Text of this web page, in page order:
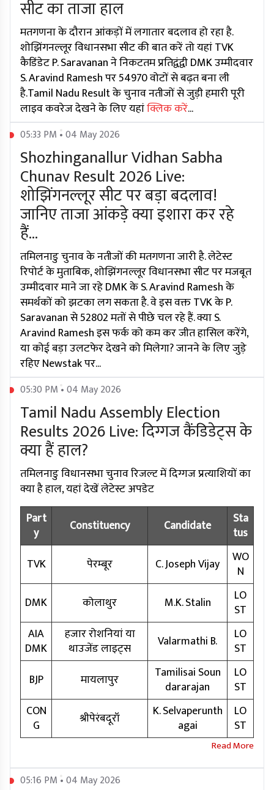
सीट का ताजा हाल
मतगणना के दौरान आंकड़ों में लगातार बदलाव हो रहा है.
शोझिंगनल्लूर विधानसभा सीट की बात करें तो यहां TVK
कैडिंडेट P. Saravanan ने निकटतम प्रतिद्वंद्वी DMK उम्मीदवार
S. Aravind Ramesh पर 54970 वोटों से बढ़त बना ली
है.Tamil Nadu Result के चुनाव नतीजों से जुड़ी हमारी पूरी
लाइव कवरेज देखने के लिए यहांक्लिक करें...
05:33 PM • 04 May 2026
Shozhinganallur Vidhan Sabha
Chunav Result 2026 Live:
शोझिंगनल्लूर सीट पर बड़ा बदलाव!
जानिए ताजा आंकड़े क्या इशारा कर रहे
हैं...
तमिलनाडु चुनाव के नतीजों की मतगणना जारी है. लेटेस्ट
रिपोर्ट के मुताबिक, शोझिंगनल्लूर विधानसभा सीट पर मजबूत
उम्मीदवार माने जा रहे DMK के S. Aravind Ramesh के
समर्थकों को झटका लग सकता है. वे इस वक्त TVK के P.
Saravanan से 52802 मतों से पीछे चल रहे हैं. क्या S.
Aravind Ramesh इस फर्क को कम कर जीत हासिल करेंगे,
या कोई बड़ा उलटफेर देखने को मिलेगा? जानने के लिए जुड़े
रहिए Newstak पर...
05:30 PM • 04 May 2026
Tamil Nadu Assembly Election
Results 2026 Live: दिग्गज कैंडिडेट्स के
क्या हैं हाल?
तमिलनाडु विधानसभा चुनाव रिजल्ट में दिग्गज प्रत्याशियों का
क्या है हाल, यहां देखें लेटेस्ट अपडेट
Part
y
Constituency Candidate
Sta
tus
TVK
पेरम्बूर C. Joseph Vijay
WO
N
DMK
कोलाथुर M.K. Stalin
LO
ST
AIA
DMK
हजार रोशनियां या
थाउजेंड लाइट्स
Valarmathi B.
LO
ST
BJP
मायलापुर
Tamilisai Soun
dararajan
LO
ST
CON
G
श्रीपेरंबदूरॉ
K. Selvaperunth
agai
LO
ST
05:16 PM • 04 May 2026